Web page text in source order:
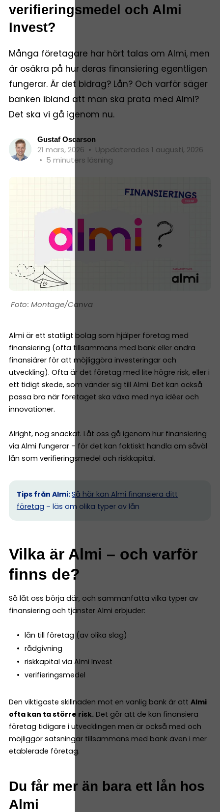
verifieringsmedel och Almi
Invest?
Många företagare har hört talas om Almi, men
är osäkra på hur deras finansiering egentligen
fungerar. Är det bidrag? Lån? Och varför säger
banken ibland att man ska prata med Almi?
Det ska vi gå igenom nu.
Gustaf Oscarson
21 mars, 2026 • Uppdaterades 1 augusti, 2026
• 5 minuters läsning
Montage/Canva
Almi är ett statligt bolag som hjälper företag med
finansiering (ofta tillsammans med bank eller andra
finansiärer för att möjliggöra investeringar och
utveckling). Ofta är det företag med lite högre risk, eller i
ett tidigt skede, som vänder sig till Almi. Det kan också
passa bra när företaget ska växa med nya idéer och
innovationer.
Alright, nog snackat. Låt oss gå igenom hur finansiering
via Almi fungerar – för det kan faktiskt handla om såväl
lån som verifieringsmedel och riskkapital.
Tips från Almi:Så här kan Almi finansiera ditt
företag – läs om olika typer av lån
Vilka är Almi – och varför
finns de?
Så låt oss börja där, och sammanfatta vilka typer av
finansiering och tjänster Almi erbjuder:
lån till företag (av olika slag)
rådgivning
riskkapital via Almi Invest
verifieringsmedel
Den viktigaste skillnaden mot en vanlig bank är att Almi
ofta kan ta större risk. Det gör att de kan finansiera
företag tidigare i utvecklingen men är också med och
möjliggör satsningar tillsammans med bank även i mer
etablerade företag.
Du får mer än bara ett lån hos
Almi